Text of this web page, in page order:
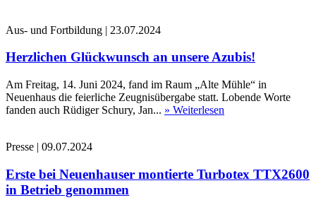
Aus- und Fortbildung | 23.07.2024
Herzlichen Glückwunsch an unsere Azubis!
Am Freitag, 14. Juni 2024, fand im Raum „Alte Mühle“ in
Neuenhaus die feierliche Zeugnisübergabe statt. Lobende Worte
fanden auch Rüdiger Schury, Jan... » Weiterlesen
Presse | 09.07.2024
Erste bei Neuenhauser montierte Turbotex TTX2600
in Betrieb genommen